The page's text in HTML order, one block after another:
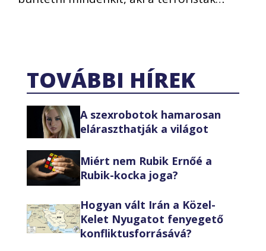
TOVÁBBI HÍREK
A szexrobotok hamarosan
eláraszthatják a világot
Miért nem Rubik Ernőé a
Rubik-kocka joga?
Hogyan vált Irán a Közel-
Kelet Nyugatot fenyegető
konfliktusforrásává?